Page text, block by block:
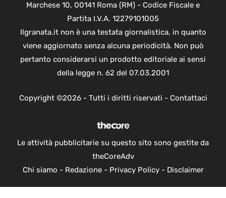
Marchese 10, 00141 Roma (RM) - Codice Fiscale e
Partita I.V.A. 12279101005
Ilgranata.it non è una testata giornalistica, in quanto
viene aggiornato senza alcuna periodicità. Non può
pertanto considerarsi un prodotto editoriale ai sensi
della legge n. 62 del 07.03.2001
Copyright ©2026 - Tutti i diritti riservati - Contattaci
Le attività pubblicitarie su questo sito sono gestite da
theCoreAdv
Chi siamo - Redazione- Privacy Policy- Disclaimer